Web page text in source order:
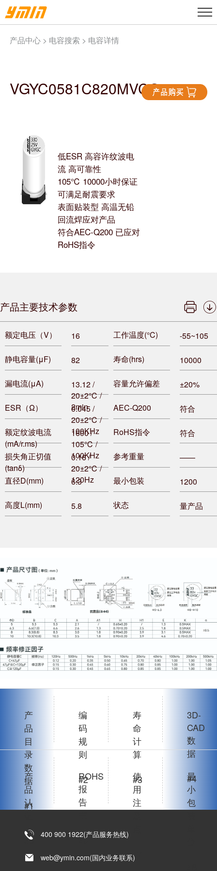
产品中心 > 电容搜索 > 电容详情
VGYC0581C820MVCG
低ESR 高容许纹波电
流 高可靠性
105℃ 10000小时保证
可满足耐震要求
表面贴装型 高温无铅
回流焊应对产品
符合AEC-Q200 已应对
RoHS指令
产品主要技术参数
额定电压（V） 16 工作温度(°C) -55~105
静电容量(μF) 82 寿命(hrs) 10000
漏电流(μA)
13.12 /
20±2℃ /
2min
容量允许偏差 ±20%
ESR（Ω）
0.045 /
20±2℃ /
100KHz
AEC-Q200 符合
额定纹波电流
(mA/r.ms)
1600 /
105℃ /
100KHz
RoHS指令 符合
损失角正切值
(tanδ)
0.16 /
20±2℃ /
120Hz
参考重量 ——
直径D(mm) 6.3 最小包装 1200
高度L(mm) 5.8 状态 量产品
产
品
目
录
数
据
#1
编
码
规
则
#2
寿
命
计
算
#3
3D-
CAD
数
据
#4
产
品
认
#5
ROHS
报
告
#6
使
用
注
#7
最
小
包
400 900 1922(产品服务热线)
web@ymin.com(国内业务联系)